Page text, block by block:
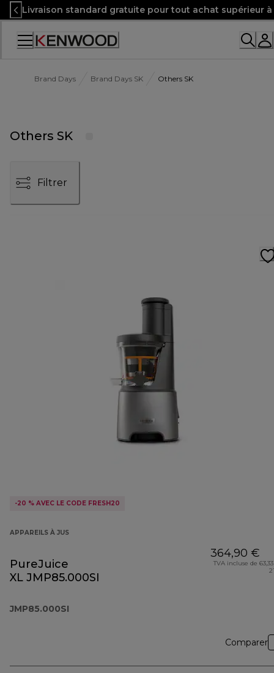
Skip
to
Content
Livraison standard gratuite pour tout achat supérieur
Accessibility
Brand Days Brand Days SK Others SK
Others SK
Filtrer
-20 % AVEC LE CODE FRESH20
APPAREILS À JUS
PureJuice
XL JMP85.000SI
JMP85.000SI
364,90 €
TVA incluse de
Comparer